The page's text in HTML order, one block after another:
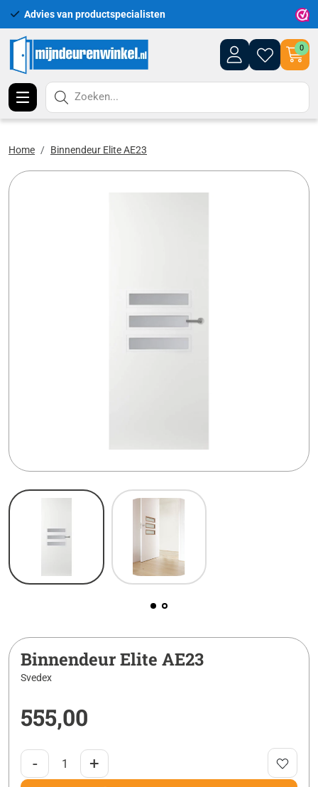
Advies van productspecialisten
0
Zoeken...
Home Binnendeur Elite AE23
Binnendeur Elite AE23
Svedex
555,00
- +